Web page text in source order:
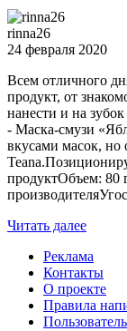
rinna26
24 февраля 2020
Всем отличного
продукт, от
нанести и на
- Маска-смузи
вкусами масок, но
продуктОбъем: 80
Читать далее
Реклама
Контакты
О проекте
Правила